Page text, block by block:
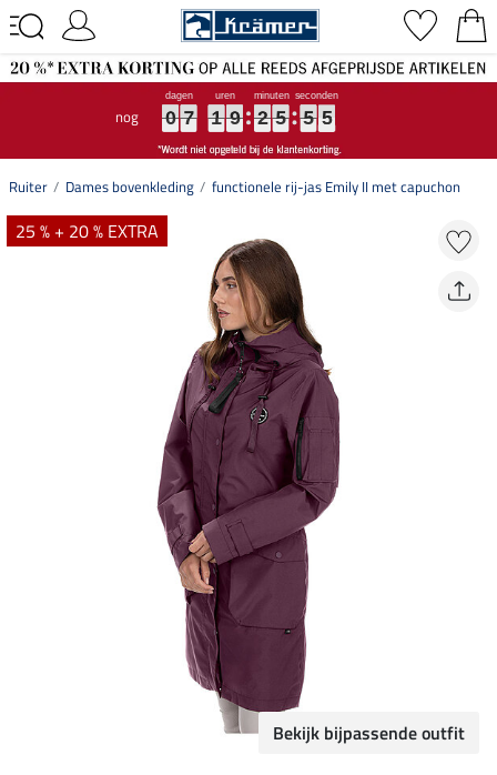
nog 0
0
0
0 7
7
7
7 1
1
1
1 9
9
9
9 2
2
2
2 5
5
5
5 5
5
5
5 5
5
5
5
Ruiter Dames bovenkleding functionele rij-jas Emily II met capuchon
Bekijk bijpassende outfit
25 % + 20 % EXTRA